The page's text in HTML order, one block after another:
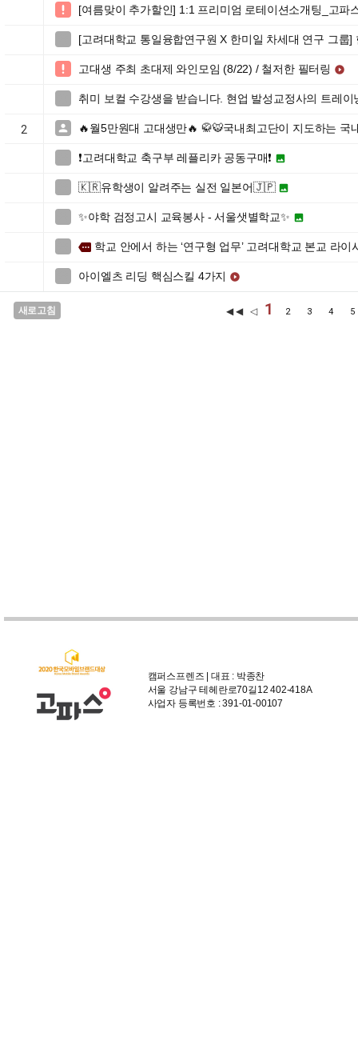
 [여름맞이 추가할인] 1:1 프리미엄 로테이션소개팅_고파
[고려대학교 통일융합연구원 X 한미일 차세대 연구 그룹
 고대생 주최 초대제 와인모임 (8/22) / 철저한 필터링 
취미 보컬 수강생을 받습니다. 현업 발성교정사의 트레이
2  🔥월5만원대 고대생만🔥 🥋🐯국내최고단이 지도하는
❗️고려대학교 축구부 레플리카 공동구매❗️ 
🇰🇷유학생이 알려주는 실전 일본어🇯🇵 
✨야학 검정고시 교육봉사 - 서울샛별학교✨ 
more 학교 안에서 하는 ‘연구형 업무’ 고려대학교 본교 라이
아이엘츠 리딩 핵심스킬 4가지 
새로고침 ◀◀ ◁ 1 2 3 4
캠퍼스프렌즈 | 대표 : 박종찬
서울 강남구 테헤란로70길12 402-418A
사업자 등록번호 : 391-01-00107